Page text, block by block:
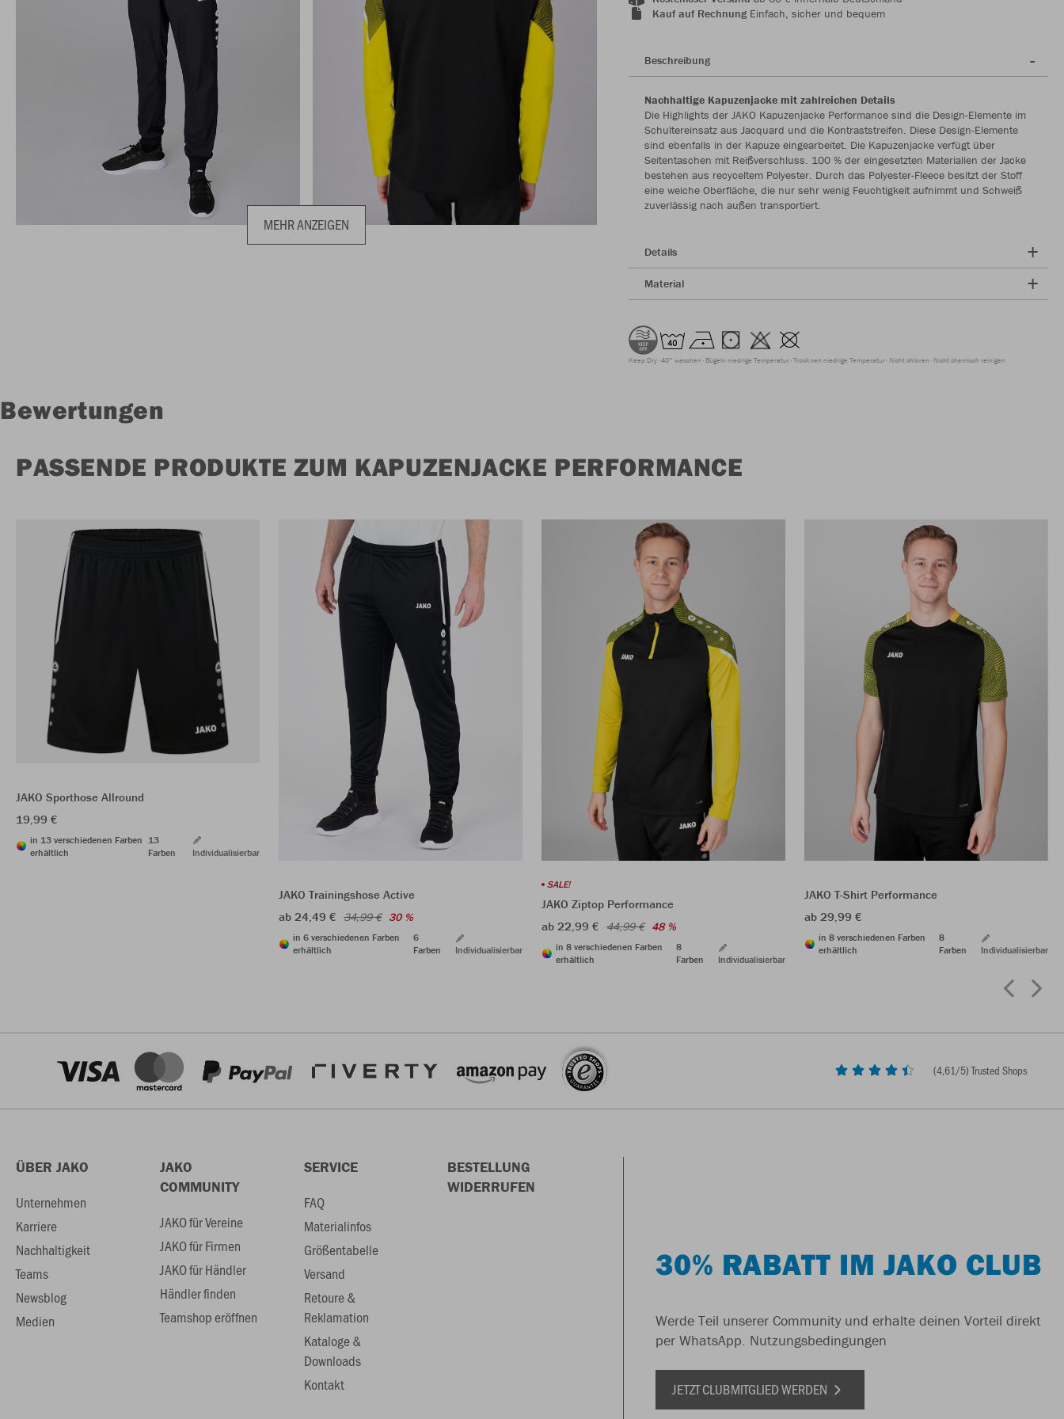
MEHR ANZEIGEN
Kauf auf RechnungEinfach, sicher und bequem
Beschreibung
Nachhaltige Kapuzenjacke mit zahlreichen Details
Die Highlights der JAKO Kapuzenjacke Performance sind die Design-Elemente im
Schultereinsatz aus Jacquard und die Kontraststreifen. Diese Design-Elemente
sind ebenfalls in der Kapuze eingearbeitet. Die Kapuzenjacke verfügt über
Seitentaschen mit Reißverschluss. 100 % der eingesetzten Materialien der Jacke
bestehen aus recyceltem Polyester. Durch das Polyester-Fleece besitzt der Stoff
eine weiche Oberfläche, die nur sehr wenig Feuchtigkeit aufnimmt und Schweiß
zuverlässig nach außen transportiert.
Details
Material
Keep Dry 40° waschen Bügeln niedrige Temperatur Trocknen niedrige Temperatur Nicht chloren Nicht chemisch reinigen
Bewertungen
PASSENDE PRODUKTE ZUM KAPUZENJACKE PERFORMANCE
JAKO Sporthose Allround
19,99 €
in 13 verschiedenen Farben
erhältlich
13
Farben
Individualisierbar
JAKO Trainingshose Active
ab 24,49 € 34,99 € 30 %
in 6 verschiedenen Farben
erhältlich
6
Farben
Individualisierbar
SALE!
JAKO Ziptop Performance
ab 22,99 € 44,99 € 48 %
in 8 verschiedenen Farben
erhältlich
8
Farben
Individualisierbar
JAKO T-Shirt Performance
ab 29,99 €
in 8 verschiedenen Farben
erhältlich
8
Farben
Individualisierbar
(4,61/5) Trusted Shops
ÜBER JAKO
Unternehmen
Karriere
Nachhaltigkeit
Teams
Newsblog
Medien
JAKO
COMMUNITY
JAKO für Vereine
JAKO für Firmen
JAKO für Händler
Händler finden
Teamshop eröffnen
SERVICE
FAQ
Materialinfos
Größentabelle
Versand
Retoure &
Reklamation
Kataloge &
Downloads
Kontakt
BESTELLUNG
WIDERRUFEN
30% RABATT IM JAKO CLUB
Werde Teil unserer Community und erhalte deinen Vorteil direkt
per WhatsApp. Nutzungsbedingungen
JETZT CLUBMITGLIED WERDEN